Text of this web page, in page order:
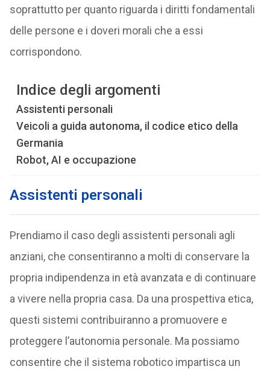
soprattutto per quanto riguarda i diritti fondamentali
delle persone e i doveri morali che a essi
corrispondono.
Indice degli argomenti
Assistenti personali
Veicoli a guida autonoma, il codice etico della
Germania
Robot, AI e occupazione
Assistenti personali
Prendiamo il caso degli assistenti personali agli
anziani, che consentiranno a molti di conservare la
propria indipendenza in età avanzata e di continuare
a vivere nella propria casa. Da una prospettiva etica,
questi sistemi contribuiranno a promuovere e
proteggere l’autonomia personale. Ma possiamo
consentire che il sistema robotico impartisca un